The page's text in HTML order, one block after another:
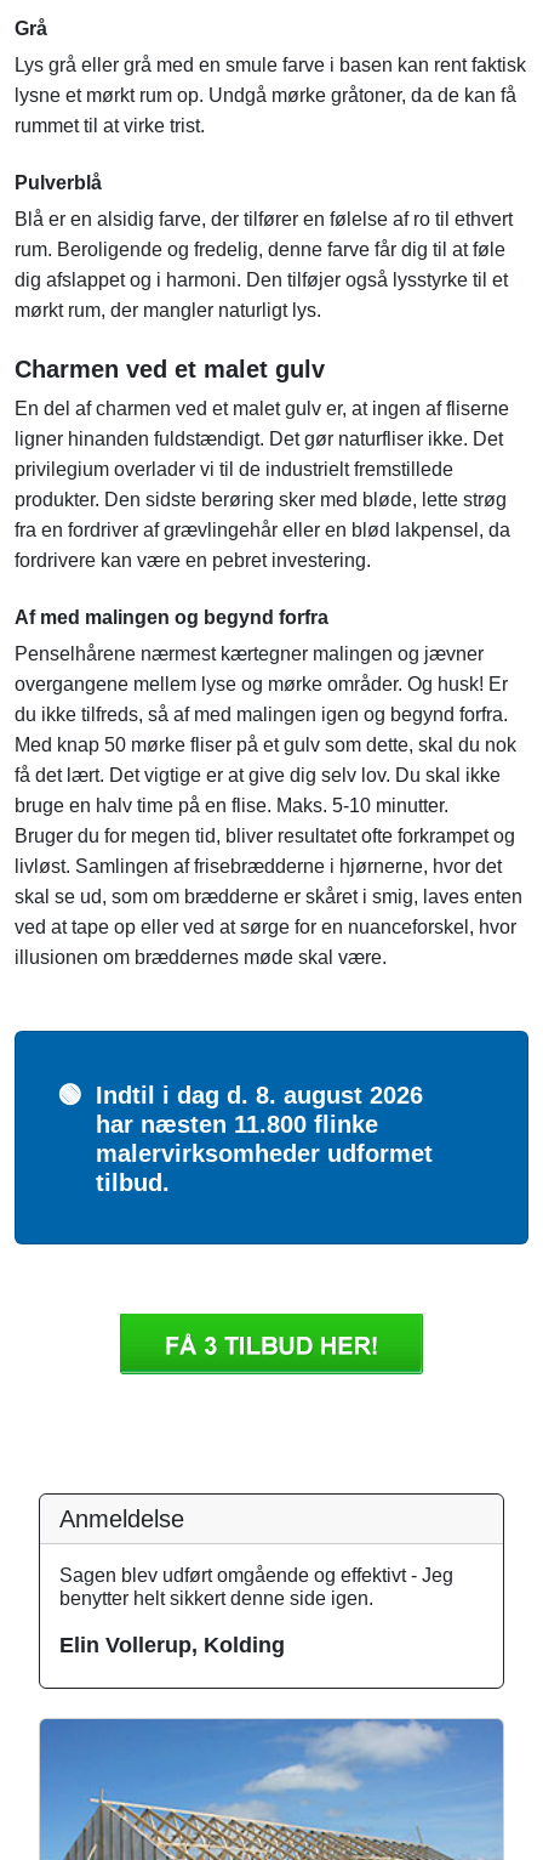
Grå
Lys grå eller grå med en smule farve i basen kan rent faktisk
lysne et mørkt rum op. Undgå mørke gråtoner, da de kan få
rummet til at virke trist.
Pulverblå
Blå er en alsidig farve, der tilfører en følelse af ro til ethvert
rum. Beroligende og fredelig, denne farve får dig til at føle
dig afslappet og i harmoni. Den tilføjer også lysstyrke til et
mørkt rum, der mangler naturligt lys.
Charmen ved et malet gulv
En del af charmen ved et malet gulv er, at ingen af fliserne
ligner hinanden fuldstændigt. Det gør naturfliser ikke. Det
privilegium overlader vi til de industrielt fremstillede
produkter. Den sidste berøring sker med bløde, lette strøg
fra en fordriver af grævlingehår eller en blød lakpensel, da
fordrivere kan være en pebret investering.
Af med malingen og begynd forfra
Penselhårene nærmest kærtegner malingen og jævner
overgangene mellem lyse og mørke områder. Og husk! Er
du ikke tilfreds, så af med malingen igen og begynd forfra.
Med knap 50 mørke fliser på et gulv som dette, skal du nok
få det lært. Det vigtige er at give dig selv lov. Du skal ikke
bruge en halv time på en flise. Maks. 5-10 minutter.
Bruger du for megen tid, bliver resultatet ofte forkrampet og
livløst. Samlingen af frisebrædderne i hjørnerne, hvor det
skal se ud, som om brædderne er skåret i smig, laves enten
ved at tape op eller ved at sørge for en nuanceforskel, hvor
illusionen om bræddernes møde skal være.
🟢 Indtil i dag d. 8. august 2026
har næsten 11.800 flinke
malervirksomheder udformet
tilbud.
Anmeldelse
Sagen blev udført omgående og effektivt - Jeg
benytter helt sikkert denne side igen.
Elin Vollerup, Kolding